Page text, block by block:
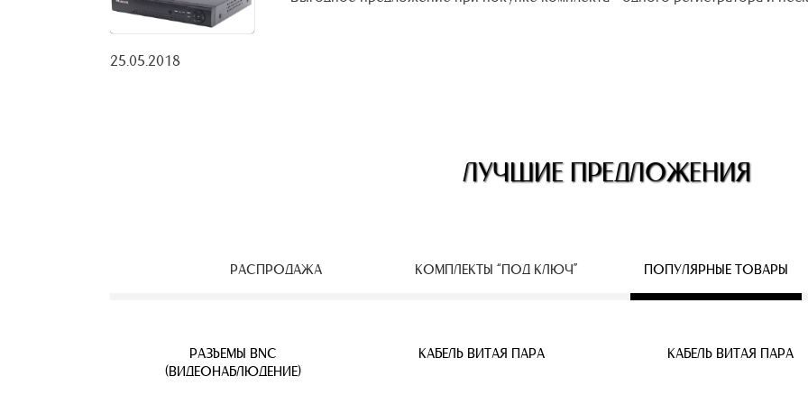
25.05.2018
ЛУЧШИЕ ПРЕДЛОЖЕНИЯ
РАСПРОДАЖА КОМПЛЕКТЫ “ПОД КЛЮЧ” ПОПУЛЯРНЫЕ ТОВАРЫ
УЛИЧНЫЕ IP КАМЕРЫ БЕСПРОВОДНЫЕ IP КАМЕРЫ КАБЕЛЬ ВИТАЯ ПАРА
РАЗЪЕМЫ BNC
(ВИДЕОНАБЛЮДЕНИЕ)
КАБЕЛЬ ВИТАЯ ПАРА КАБЕЛЬ ВИТАЯ ПАРА
КАБЕЛЬ ВИТАЯ ПАРА КАБЕЛЬ ВИТАЯ ПАРА КАБЕЛЬ ВИТАЯ ПАРА